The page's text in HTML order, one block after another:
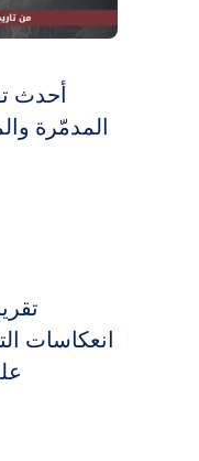
أحدث
المدمّرة
انعكاسات